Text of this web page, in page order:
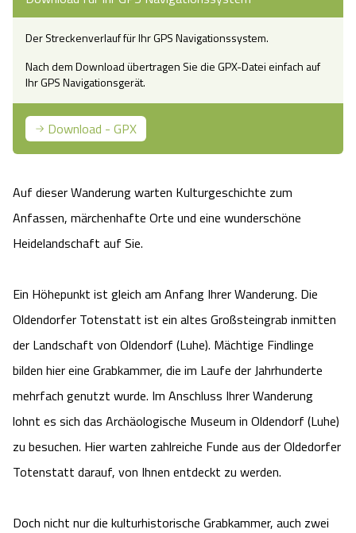
Camping
Urlaub auf dem Bauernhof
Urlaub mit Hund
Last Minute
Anreise
Videos
Angebote
Kontakt
Reiten
Kutschen
Regionale Küche
Tiere
HeideSpezialitäten
Naturhotels
Urlaub mit Hund
Urlaub auf dem Bauernhof
Landschaftsführungen
Veranstaltungen
Wildpark Lüneburger Heide
Wildpark Schwarze Berge
Otter Zentrum
Wildpark Müden
Snow World Bispingen
Ralf Schumacher Kart & Bowl
Das verrückte Haus
Abenteuerland Trampolin-Park
Adventure District Bispingen
Unterkünfte
Ausflugsziele
Shopping Celle
Kulinarisches Celle
Unterkünfte Celle
Auf dieser Wanderung warten Kulturgeschichte zum
Anfassen, märchenhafte Orte und eine wunderschöne
Heidelandschaft auf Sie.
Ein Höhepunkt ist gleich am Anfang Ihrer Wanderung. Die
Oldendorfer Totenstatt ist ein altes Großsteingrab inmitten
der Landschaft von Oldendorf (Luhe). Mächtige Findlinge
bilden hier eine Grabkammer, die im Laufe der Jahrhunderte
mehrfach genutzt wurde. Im Anschluss Ihrer Wanderung
lohnt es sich das Archäologische Museum in Oldendorf (Luhe)
zu besuchen. Hier warten zahlreiche Funde aus der Oldedorfer
Totenstatt darauf, von Ihnen entdeckt zu werden.
Doch nicht nur die kulturhistorische Grabkammer, auch zwei
Der Streckenverlauf für Ihr GPS Navigationssystem.
Nach dem Download übertragen Sie die GPX-Datei einfach auf
Ihr GPS Navigationsgerät.
Download - GPX